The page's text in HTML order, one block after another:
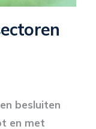
besluiten
en met